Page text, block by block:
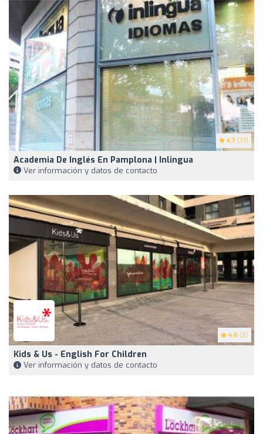
4.7 (37)
Academia De Inglés En Pamplona | Inlingua
Ver información y datos de contacto
4.6 (8)
Kids & Us - English For Children
Ver información y datos de contacto